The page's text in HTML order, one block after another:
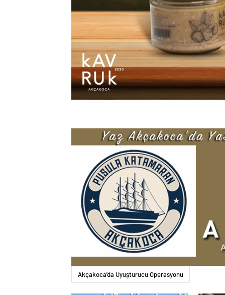
Akçakoca'da Uyuşturucu Operasyonu